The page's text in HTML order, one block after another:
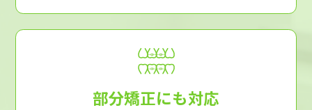
部分矯正にも対応